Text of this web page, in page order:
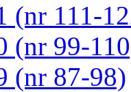
(nr 111-
(nr 99-
(nr 87-98)